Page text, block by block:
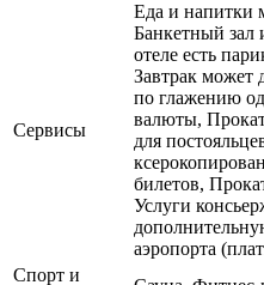
Сервисы
Еда и напитки
Банкетный зал
отеле есть
Завтрак может
по глажению
валюты,
для
билетов,
Услуги
аэропорта
Спорт и